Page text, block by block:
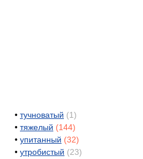
• тучноватый (1)
• тяжелый (144)
• упитанный (32)
• утробистый (23)